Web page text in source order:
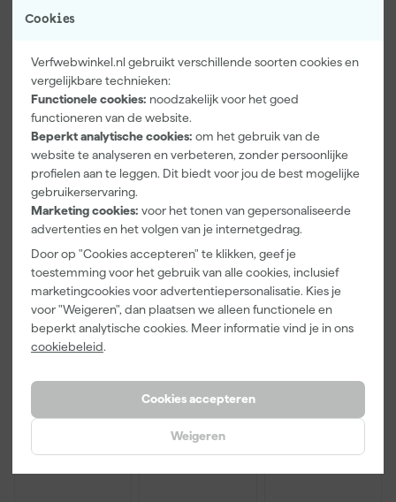
Cookies
Verfwebwinkel.nl gebruikt verschillende soorten cookies en
vergelijkbare technieken:
Functionele cookies: noodzakelijk voor het goed
functioneren van de website.
Beperkt analytische cookies: om het gebruik van de
website te analyseren en verbeteren, zonder persoonlijke
profielen aan te leggen. Dit biedt voor jou de best mogelijke
gebruikerservaring.
Marketing cookies: voor het tonen van gepersonaliseerde
advertenties en het volgen van je internetgedrag.
Door op "Cookies accepteren" te klikken, geef je
toestemming voor het gebruik van alle cookies, inclusief
marketingcookies voor advertentiepersonalisatie. Kies je
voor "Weigeren", dan plaatsen we alleen functionele en
beperkt analytische cookies. Meer informatie vind je in ons
cookiebeleid.
Cookies accepteren
Weigeren
Paintura
Lucamax
Washi tape -
50mx24mm
Zaterdag
bezorgd
3,99
incl. BTW
Farrow & Ball
F&B
Kleurenwaaie
r
Zaterdag
22,00
incl. BTW
And Go
Verfbak -
12cm Roller -
Inzetbakken
Zaterdag
3, 99
incl. BTW